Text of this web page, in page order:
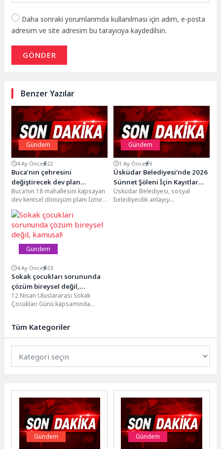
Daha sonraki yorumlarımda kullanılması için adım, e-posta
adresim ve site adresim bu tarayıcıya kaydedilsin.
GÖNDER
Benzer Yazılar
Gündem
4 Ay Önce 22
Buca’nın çehresini
değiştirecek dev plan
Büyükşehir Meclisi’nden
geçti
Buca’nın 18 mahallesini kapsayan
dev kentsel dönüşüm planı İzmir
Büyükşehir Belediye Meclisi’nden
vize aldı. Kentin...
Gündem
1 Ay Önce 9
Üsküdar Belediyesi’nde 2026
Sünnet Şöleni İçin Kayıtlar
Başladı
Üsküdar Belediyesi, sosyal
belediyecilik anlayışı
Gündem
4 Ay Önce 23
Sokak çocukları sorununda
çözüm bireysel değil,
kamusal!
12 Nisan Uluslararası Sokak
Çocukları Günü kapsamında
yaşayan...
Tüm Kategoriler
Gündem Gündem